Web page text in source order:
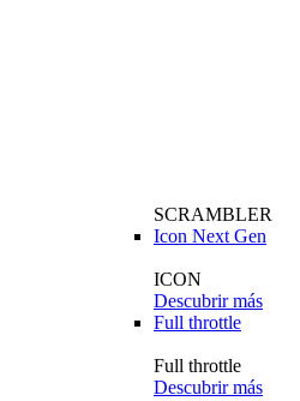
SCRAMBLER
Icon Next Gen
ICON
Descubrir más
Full throttle
Full throttle
Descubrir más